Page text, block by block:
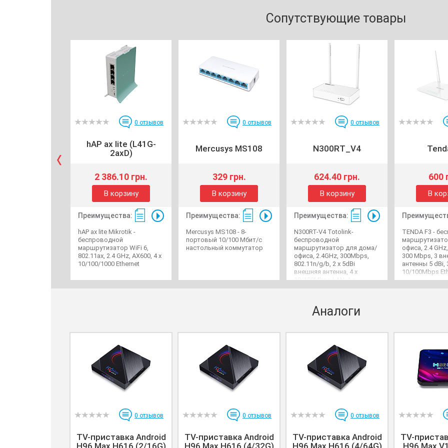
Сопутствующие товары
0 отзывов
hAP ax lite (L41G-
2axD)
2 386.10 грн.
В корзину
Преимущества:
hAP ax lite Mikrotik -
беспроводной
маршрутизатор WiFi 6,
802.11ax, 2.4 GHz, AX600, 4 x
10/100/1000 Ethernet
0 отзывов
Mercusys MS108
329 грн.
В корзину
Преимущества:
Mercusys MS108 - 8-
портовый 10/100 Мбит/с
настольный коммутатор
0 отзывов
N300RT_V4
624.40 грн.
В корзину
Преимущества:
N300RT-V4 Totolink-
беспроводной
маршрутизатор для дома/
офиса, 2.4GHz, 300Mbps,
802.11n/g/b, 2 х 5dBi
внешняя антенна, 4 х
10/100Mbps LAN, 1 x
600
В
TENDA F3 -
офиса, 2.4
300 Mbps, 3
антенны 5 dBi,
10/100Mbps
Аналоги
0 отзывов
TV-приставка Android
H96 Max H616 (2/16G)
0 отзывов
TV-приставка Android
H96 Max H616 (4/32G)
0 отзывов
TV-приставка Android
H96 Max H616 (4/64G)
TV-
H96 Max